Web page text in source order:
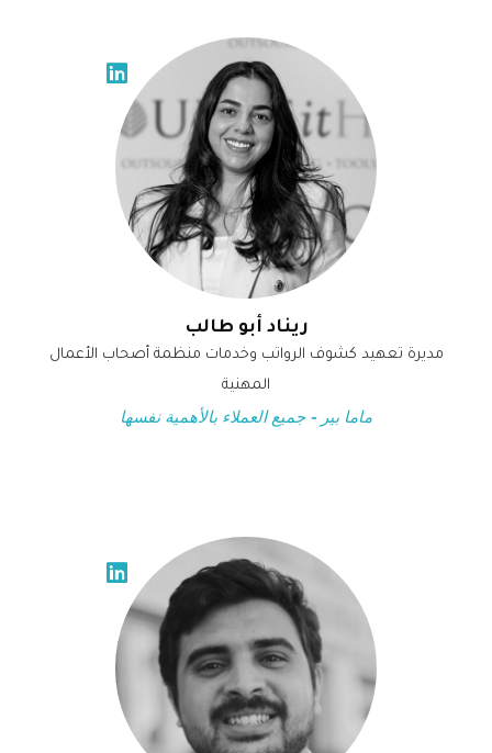
ريناد أبو طالب
مديرة تعهيد كشوف الرواتب وخدمات منظمة أصحاب الأعمال
المهنية
ماما بير - جميع العملاء بالأهمية نفسها